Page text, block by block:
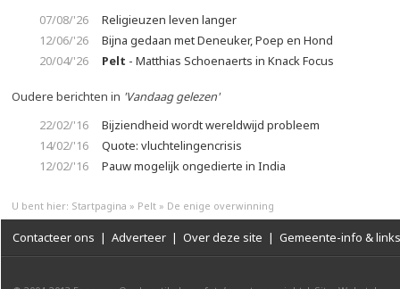
07/08/'26
Religieuzen leven langer
12/06/'26
Bijna gedaan met Deneuker, Poep en Hond
20/04/'26
Pelt - Matthias Schoenaerts in Knack Focus
Oudere berichten in 'Vandaag gelezen'
22/02/'16
Bijziendheid wordt wereldwijd probleem
14/02/'16
Quote: vluchtelingencrisis
12/02/'16
Pauw mogelijk ongedierte in India
U bent hier: Startpagina » Pelt » De enige overwinning
Contacteer ons | Adverteer | Over deze site | Gemeente-info & links